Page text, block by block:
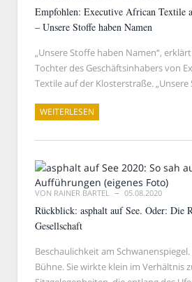
Empfohlen: Executive African Textile
– Unsere Stoffe haben Namen
„Unsere Stoffe haben Namen“,
Tochter des Geschäftsinhabers von
Textile auf der Klosterstraße.
WEITERLESEN
VON RAINER BARTEL 05.08.2020
Rückblick: asphalt auf See. Oder: Die
Gesellschaft
Beschaulichkeit am
Bühne. Sie wirkte klein im Verhältnis